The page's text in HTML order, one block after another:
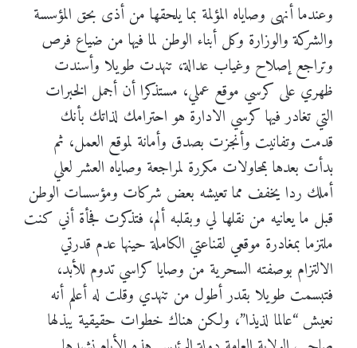
وعندما أنهى وصاياه المؤلمة بما يلحقها من أذى بحق المؤسسة
والشركة والوزارة وكل أبناء الوطن لما فيها من ضياع فرص
وتراجع إصلاح وغياب عدالة، تنهدت طويلا وأسندت
ظهري على كرسي موقع عملي، مستذكرا أن أجمل الخبرات
التي تغادر فيها كرسي الادارة هو احترامك لذاتك بأنك
قدمت وتفانيت وأنجزت بصدق وأمانة لموقع العمل، ثم
بدأت بعدها بمحاولات مكررة لمراجعة وصاياه العشر لعلي
أملك ردا يخفف مما تعيشه بعض شركات ومؤسسات الوطن
قبل ما يعانيه من نقلها لي وبقلبه ألم، فتذكرت فجأة أني كنت
ملتزما بمغادرة موقعي لقناعتي الكاملة حينها عدم قدرتي
الالتزام بوصفته السحرية من وصايا كراسي تدوم للأبد،
فتبسمت طويلا بقدر أطول من تنهدي وقلت له أعلم أنه
نعيش “عالما لذيذا”، ولكن هناك خطوات حقيقية يبذلها